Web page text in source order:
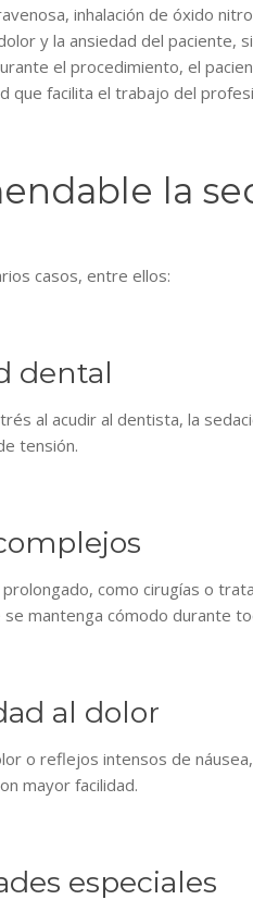
inhalación de óxido
y la ansiedad del paciente,
el procedimiento, el
que facilita el trabajo del
la
casos, entre ellos:
dental
al acudir al dentista, la
tensión.
como cirugías o
mantenga cómodo durante
al dolor
o reflejos intensos de
mayor facilidad.
especiales